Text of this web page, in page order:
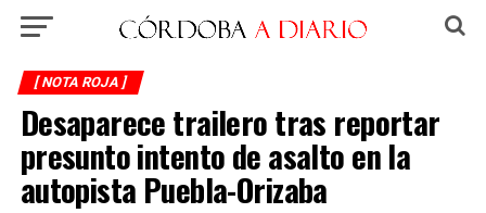
[ NOTA ROJA ]
Desaparece trailero tras reportar
presunto intento de asalto en la
autopista Puebla-Orizaba